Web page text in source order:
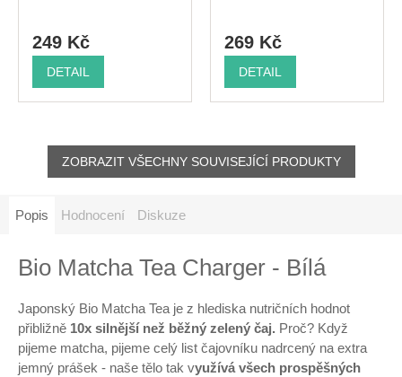
249 Kč
DETAIL
269 Kč
DETAIL
ZOBRAZIT VŠECHNY SOUVISEJÍCÍ PRODUKTY
Popis Hodnocení Diskuze
Bio Matcha Tea Charger - Bílá
Japonský Bio Matcha Tea je z hlediska nutričních hodnot
přibližně 10x silnější než běžný zelený čaj. Proč? Když
pijeme matcha, pijeme celý list čajovníku nadrcený na extra
jemný prášek - naše tělo tak využívá všech prospěšných